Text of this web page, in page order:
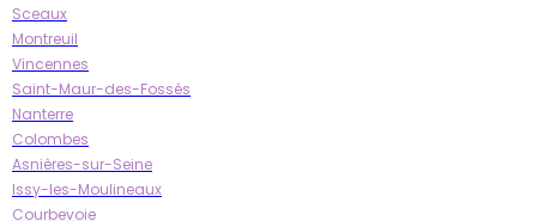
Sceaux
Montreuil
Vincennes
Saint-Maur-des-Fossés
Nanterre
Colombes
Asnières-sur-Seine
Issy-les-Moulineaux
Courbevoie